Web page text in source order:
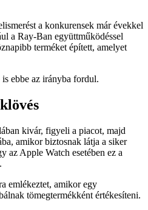
a konkurensek már évekkel
a Ray-Ban együttműködéssel
terméket épített, amelyet
ebbe az irányba fordul.
kivár, figyeli a piacot, majd
amikor biztosnak látja a siker
az Apple Watch esetében ez a
emlékeztet, amikor egy
tömegtermékként értékesíteni.